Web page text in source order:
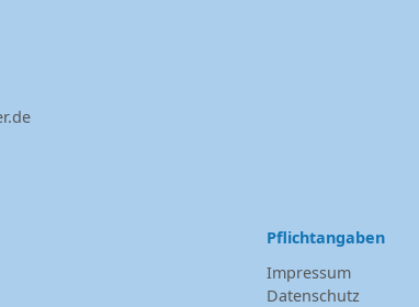
Pflichtangaben
Impressum
Datenschutz